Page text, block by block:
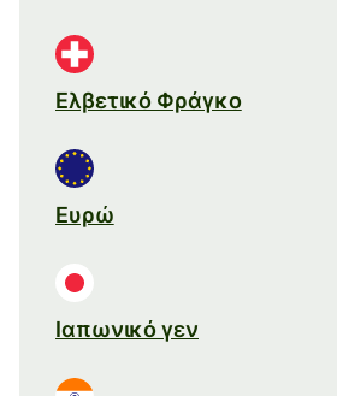
Ελβετικό Φράγκο
Ευρώ
Ιαπωνικό γεν